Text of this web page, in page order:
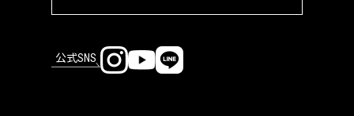
公式SNS